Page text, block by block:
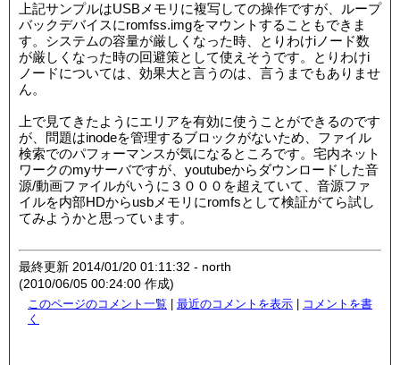
上記サンプルはUSBメモリに複写しての操作ですが、ループ
バックデバイスにromfss.imgをマウントすることもできま
す。システムの容量が厳しくなった時、とりわけiノード数
が厳しくなった時の回避策として使えそうです。とりわけi
ノードについては、効果大と言うのは、言うまでもありませ
ん。
上で見てきたようにエリアを有効に使うことができるのです
が、問題はinodeを管理するブロックがないため、ファイル
検索でのパフォーマンスが気になるところです。宅内ネット
ワークのmyサーバですが、youtubeからダウンロードした音
源/動画ファイルがいうに３０００を超えていて、音源ファ
イルを内部HDからusbメモリにromfsとして検証がてら試し
てみようかと思っています。
最終更新 2014/01/20 01:11:32 - north
(2010/06/05 00:24:00 作成)
このページのコメント一覧 最近のコメントを表示
コメントを書
く